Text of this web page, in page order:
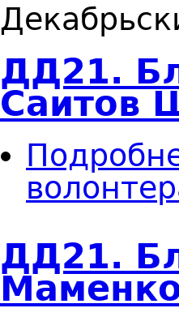
ДД21.
Саитов
ДД21.